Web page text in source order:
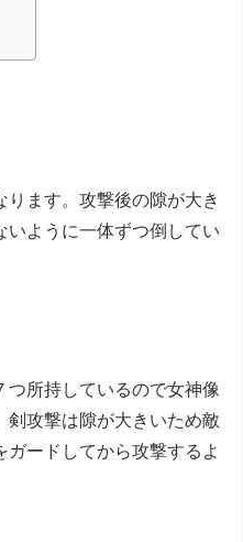
ます。攻撃後の隙が大き
いように一体ずつ倒してい
つ所持しているので女神像
剣攻撃は隙が大きいため敵
ードしてから攻撃するよ